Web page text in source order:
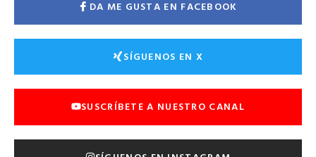
DA ME GUSTA EN FACEBOOK
SÍGUENOS EN X
SUSCRÍBETE A NUESTRO CANAL